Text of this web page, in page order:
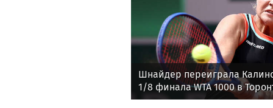
Шнайдер переиграла
1/8 финала WTA 1000 в